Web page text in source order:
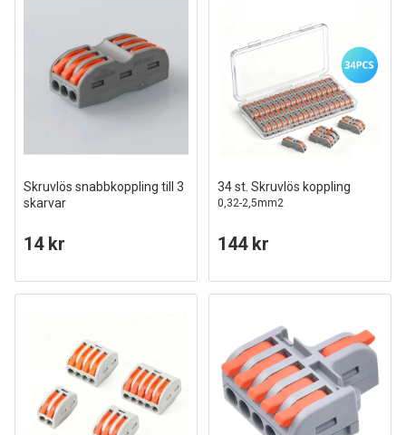
Skruvlös snabbkoppling till 3
skarvar
14 kr
34 st. Skruvlös koppling
0,32-2,5mm2
144 kr